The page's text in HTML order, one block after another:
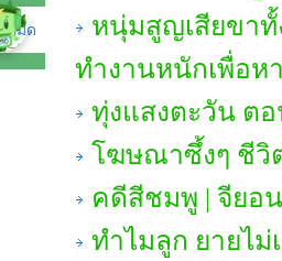
หนุ่มสูญเสียขาทั้
ทำงานหนักเพื่อห
ทุ่งแสงตะวัน ต
โฆษณาซึ้งๆ ชีวิ
คดีสีชมพู | จียอ
ทำไมลูก ยายไม่